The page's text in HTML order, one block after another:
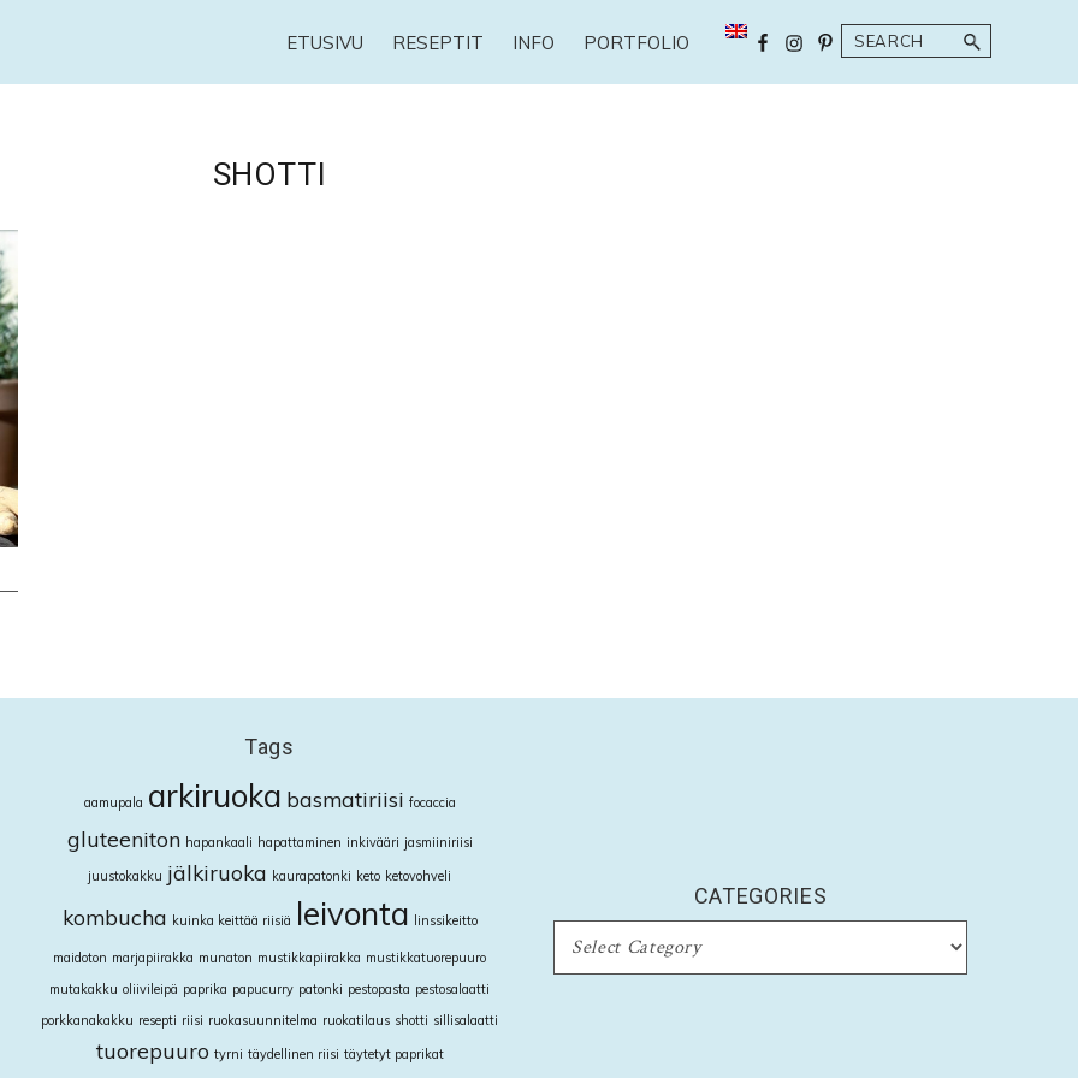
ETUSIVU RESEPTIT INFO PORTFOLIO Search
SHOTTI
Tags
aamupala arkiruoka basmatiriisi focaccia
gluteeniton hapankaali hapattaminen inkivääri jasmiiniriisi
juustokakku jälkiruoka kaurapatonki keto ketovohveli
kombucha kuinka keittää riisiä leivonta linssikeitto
maidoton marjapiirakka munaton mustikkapiirakka mustikkatuorepuuro
mutakakku oliivileipä paprika papucurry patonki pestopasta pestosalaatti
porkkanakakku resepti riisi ruokasuunnitelma ruokatilaus shotti sillisalaatti
tuorepuuro tyrni täydellinen riisi täytetyt paprikat
CATEGORIES
CATEGORIES